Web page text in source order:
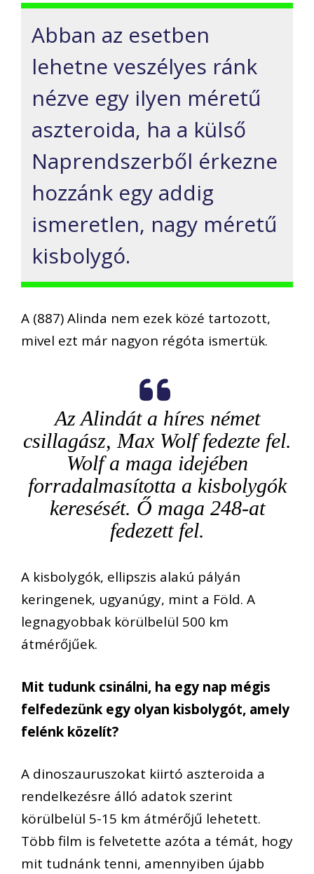
Abban az esetben
lehetne veszélyes ránk
nézve egy ilyen méretű
aszteroida, ha a külső
Naprendszerből érkezne
hozzánk egy addig
ismeretlen, nagy méretű
kisbolygó.
A (887) Alinda nem ezek közé tartozott,
mivel ezt már nagyon régóta ismertük.
Az Alindát a híres német
csillagász, Max Wolf fedezte fel.
Wolf a maga idejében
forradalmasította a kisbolygók
keresését. Ő maga 248-at
fedezett fel.
A kisbolygók, ellipszis alakú pályán
keringenek, ugyanúgy, mint a Föld. A
legnagyobbak körülbelül 500 km
átmérőjűek.
Mit tudunk csinálni, ha egy nap mégis
felfedezünk egy olyan kisbolygót, amely
felénk közelít?
A dinoszauruszokat kiirtó aszteroida a
rendelkezésre álló adatok szerint
körülbelül 5-15 km átmérőjű lehetett.
Több film is felvetette azóta a témát, hogy
mit tudnánk tenni, amennyiben újabb